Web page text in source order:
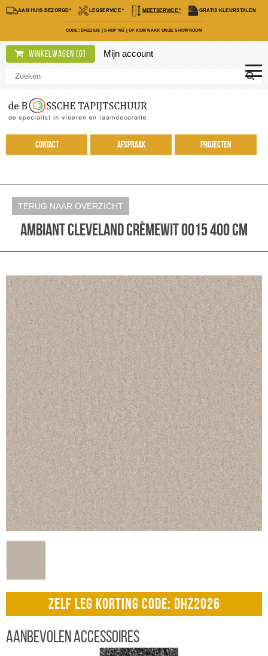
AAN HUIS BEZORGD* LEGSERVICE * MEETSERVICE * GRATIS KLEURSTALEN
CODE; DHZ2026 |SHOP NÚ |OF KOM NAAR ONZE SHOWROOM
Winkelwagen (0) Mijn account
Contact Afspraak Projecten
TERUG NAAR OVERZICHT
Ambiant Cleveland crèmewit 0015 400 cm
ZELF LEG KORTING CODE: DHZ2026
Aanbevolen accessoires